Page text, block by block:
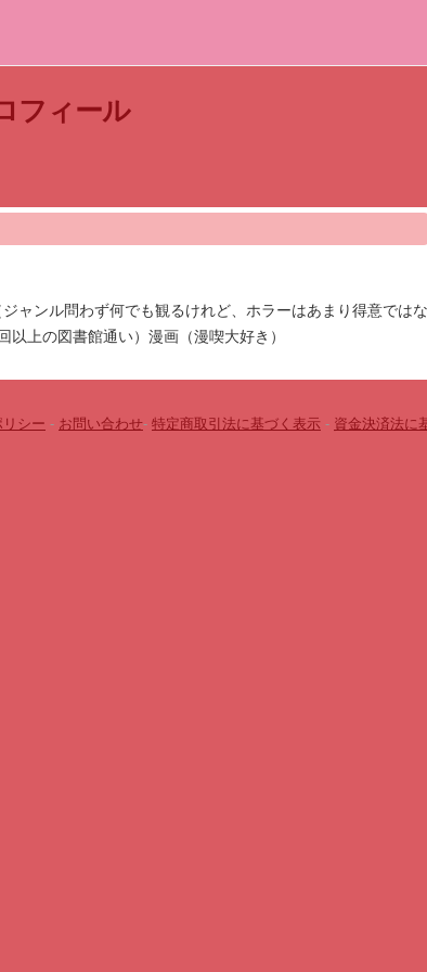
フィール
ャンル問わず何でも観るけれど、ホラーはあまり得意ではな
以上の図書館通い）漫画（漫喫大好き）
シー - お問い合わせ- 特定商取引法に基づく表示 - 資金決済法に